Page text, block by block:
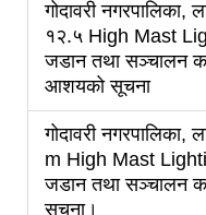
गोदावरी नगरपालिका,
१२.५ High Mast
जडान तथा सञ्चालन
आशयको सूचना
गोदावरी नगरपालिका,
m High Mast
जडान तथा सञ्चालन
सूचना।